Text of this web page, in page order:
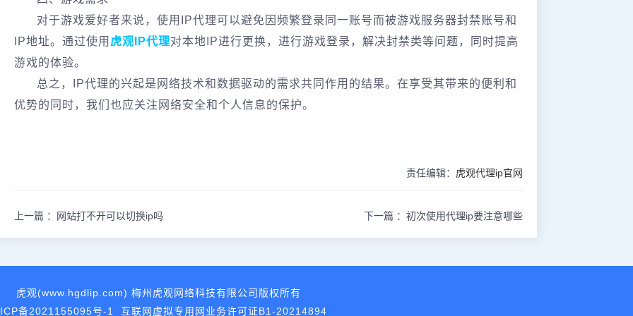
对于游戏爱好者来说，使用IP代理可以避免因频繁登录同一账号而被游戏服务器封禁账号和
IP地址。通过使用 虎观IP代理对本地IP进行更换，进行游戏登录，解决封禁类等问题，同时提高
游戏的体验。
总之，IP代理的兴起是网络技术和数据驱动的需求共同作用的结果。在享受其带来的便利和
优势的同时，我们也应关注网络安全和个人信息的保护。
责任编辑： 虎观代理ip官网
上一篇 ： 网站打不开可以切换ip吗 下一篇 ： 初次使用代理ip要注意哪些
虎观(www.hgdlip.com) 梅州虎观网络科技有限公司版权所有
备2021155095号-1
互联网虚拟专用网业务许可证B1-20214894